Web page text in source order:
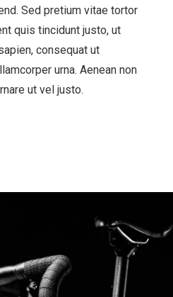
Sed pretium vitae tortor
quis tincidunt justo, ut
consequat ut
urna. Aenean non
ut vel justo.